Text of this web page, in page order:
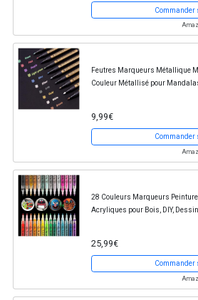
Commander
Feutres Marqueurs Métallique
Couleur Métallisé pour
9,99€
Commander
28 Couleurs Marqueurs
Acryliques pour Bois, DIY,
25,99€
Commander